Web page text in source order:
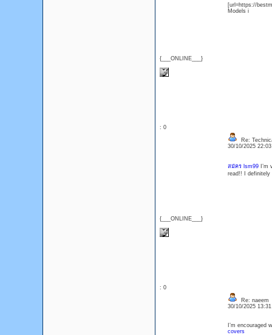
{___ONLINE___}
[url=https://
Models i
: 0
{___ONLINE___}
Re:
30/10/2025
สมัคร lsm99I’m
read!! I definitely
: 0
Re: naeem
30/10/2025
I’m
covers